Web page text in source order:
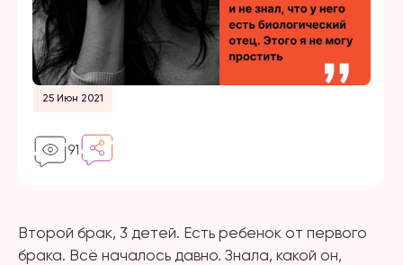
25 Июн 2021
91
Второй брак, 3 детей. Есть ребенок от первого
брака. Всё началось давно. Знала, какой он,